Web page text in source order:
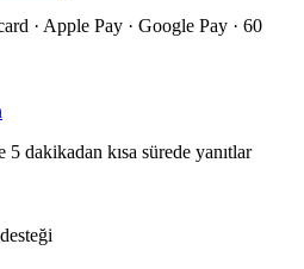
· Apple Pay · Google Pay · 60
dakikadan kısa sürede yanıtlar